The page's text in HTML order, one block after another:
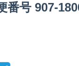
番号 907-